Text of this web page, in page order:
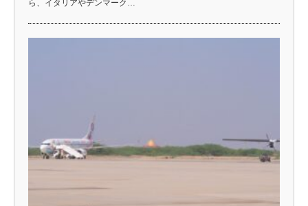
ら、イタリアやデンマーク…